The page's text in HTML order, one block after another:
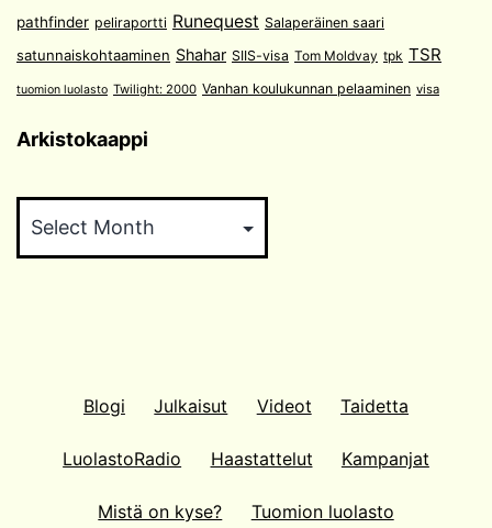
pathfinder peliraportti Runequest Salaperäinen saari
satunnaiskohtaaminen Shahar SIIS-visa Tom Moldvay tpk TSR
tuomion luolasto Twilight: 2000 Vanhan koulukunnan pelaaminen visa
Arkistokaappi
Blogi Julkaisut Videot Taidetta
LuolastoRadio Haastattelut Kampanjat
Mistä on kyse? Tuomion luolasto